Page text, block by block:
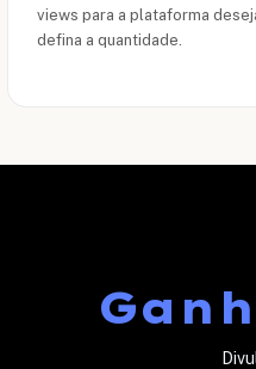
views para a plataforma
defina a quantidade.